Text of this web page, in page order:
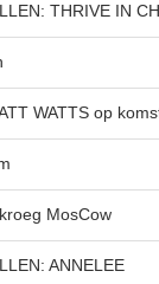
THRIVE IN
WATTS op
MosCow
ANNELEE